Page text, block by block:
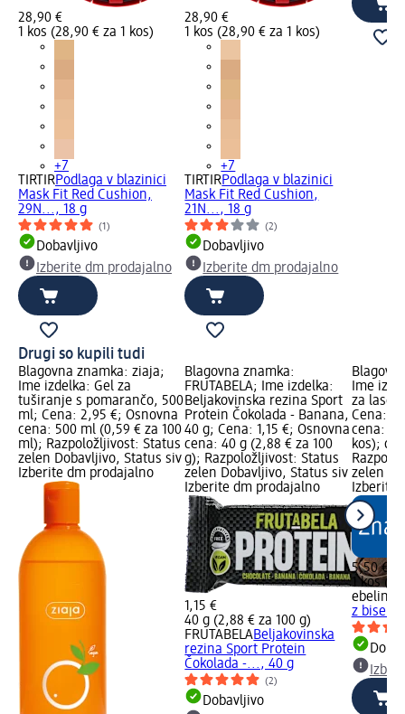
28,90 €
1 kos (28,90 € za 1 kos)
+7
TIRTIRPodlaga v blazinici
Mask Fit Red Cushion,
29N..., 18 g
(1)
Dobavljivo
Izberite dm prodajalno
28,90 €
1 kos (28,90 € za 1 kos)
+7
TIRTIRPodlaga v blazinici
Mask Fit Red Cushion,
21N..., 18 g
(2)
Dobavljivo
Izberite dm prodajalno
Drugi so kupili tudi
Blagovna znamka: ziaja;
Ime izdelka: Gel za
tuširanje s pomarančo, 500
ml; Cena: 2,95 €; Osnovna
cena: 500 ml (0,59 € za 100
ml); Razpoložljivost: Status
zelen Dobavljivo, Status siv
Izberite dm prodajalno
Blagovna znamka:
FRUTABELA; Ime izdelka:
Beljakovinska rezina Sport
Protein Čokolada - Banana,
40 g; Cena: 1,15 €; Osnovna
cena: 40 g (2,88 € za 100
g); Razpoložljivost: Status
zelen Dobavljivo, Status siv
Izberite dm prodajalno
1,15 €
40 g (2,88 € za 100 g)
FRUTABELABeljakovinska
rezina Sport Protein
Čokolada -..., 40 g
(2)
Dobavljivo
Ime
za lase
Cena:
cena: 1
kos);
zelen
Izberite
5,50 €
1 kos
ebelin
z biseri,